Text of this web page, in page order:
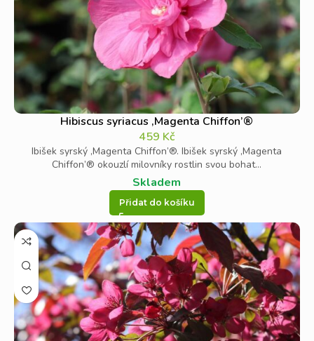
Hibiscus syriacus ‚Magenta Chiffon’®
459 Kč
Ibišek syrský ‚Magenta Chiffon’®. Ibišek syrský ‚Magenta
Chiffon’® okouzlí milovníky rostlin svou bohat...
Skladem
Přidat do košíku